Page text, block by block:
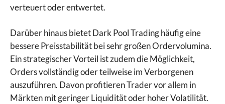
verteuert oder entwertet.
Darüber hinaus bietet Dark Pool Trading häufig eine
bessere Preisstabilität bei sehr großen Ordervolumina.
Ein strategischer Vorteil ist zudem die Möglichkeit,
Orders vollständig oder teilweise im Verborgenen
auszuführen. Davon profitieren Trader vor allem in
Märkten mit geringer Liquidität oder hoher Volatilität.